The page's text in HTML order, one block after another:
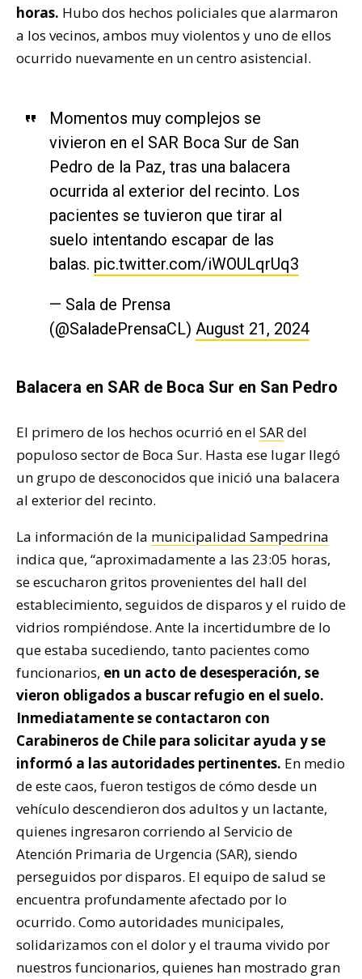
horas. Hubo dos hechos policiales que alarmaron
a los vecinos, ambos muy violentos y uno de ellos
ocurrido nuevamente en un centro asistencial.
Momentos muy complejos se
vivieron en el SAR Boca Sur de San
Pedro de la Paz, tras una balacera
ocurrida al exterior del recinto. Los
pacientes se tuvieron que tirar al
suelo intentando escapar de las
balas. pic.twitter.com/iWOULqrUq3
— Sala de Prensa
(@SaladePrensaCL) August 21, 2024
Balacera en SAR de Boca Sur en San Pedro
El primero de los hechos ocurrió en el SARdel
populoso sector de Boca Sur. Hasta ese lugar llegó
un grupo de desconocidos que inició una balacera
al exterior del recinto.
La información de la municipalidad Sampedrina
indica que, “aproximadamente a las 23:05 horas,
se escucharon gritos provenientes del hall del
establecimiento, seguidos de disparos y el ruido de
vidrios rompiéndose. Ante la incertidumbre de lo
que estaba sucediendo, tanto pacientes como
funcionarios, en un acto de desesperación, se
vieron obligados a buscar refugio en el suelo.
Inmediatamente se contactaron con
Carabineros de Chile para solicitar ayuda y se
informó a las autoridades pertinentes. En medio
de este caos, fueron testigos de cómo desde un
vehículo descendieron dos adultos y un lactante,
quienes ingresaron corriendo al Servicio de
Atención Primaria de Urgencia (SAR), siendo
perseguidos por disparos. El equipo de salud se
encuentra profundamente afectado por lo
ocurrido. Como autoridades municipales,
solidarizamos con el dolor y el trauma vivido por
nuestros funcionarios, quienes han mostrado gran